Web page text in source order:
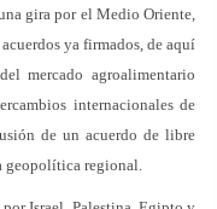
gira por el Medio Oriente,
ya firmados, de aquí
mercado agroalimentario
internacionales de
de un acuerdo de libre
geopolítica regional.